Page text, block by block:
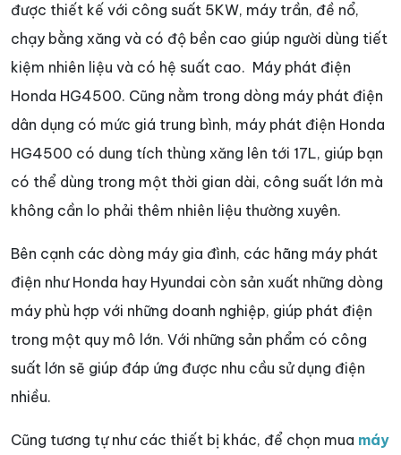
được thiết kế với công suất 5KW, máy trần, đề nổ,
chạy bằng xăng và có độ bền cao giúp người dùng tiết
kiệm nhiên liệu và có hệ suất cao. Máy phát điện
Honda HG4500. Cũng nằm trong dòng máy phát điện
dân dụng có mức giá trung bình, máy phát điện Honda
HG4500 có dung tích thùng xăng lên tới 17L, giúp bạn
có thể dùng trong một thời gian dài, công suất lớn mà
không cần lo phải thêm nhiên liệu thường xuyên.
Bên cạnh các dòng máy gia đình, các hãng máy phát
điện như Honda hay Hyundai còn sản xuất những dòng
máy phù hợp với những doanh nghiệp, giúp phát điện
trong một quy mô lớn. Với những sản phẩm có công
suất lớn sẽ giúp đáp ứng được nhu cầu sử dụng điện
nhiều.
Cũng tương tự như các thiết bị khác, để chọn mua máy